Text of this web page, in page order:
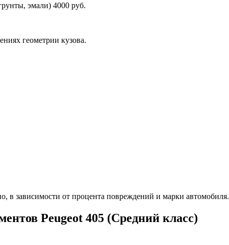
эмали) 4000 руб.
геометрии кузова.
в зависимости от процента повреждений и марки автомобиля.
Peugeot 405 (Средний класс)